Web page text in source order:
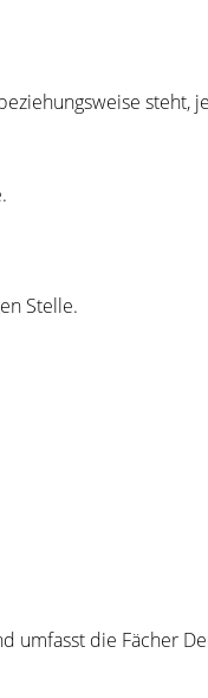
steht,
Stelle.
umfasst die Fächer